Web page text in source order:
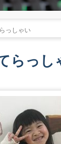
っしゃい
らっし